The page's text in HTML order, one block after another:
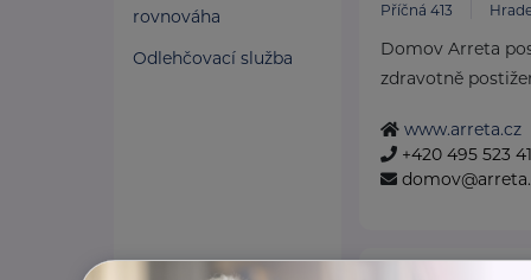
rovnováha
Odlehčovací služba
Příčná 413
Domov Arreta
zdravotně
www.arreta.cz
+420 495 523